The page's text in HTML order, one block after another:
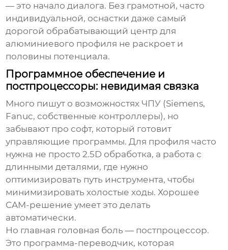
— это начало диалога. Без грамотной, часто
индивидуальной, оснастки даже самый
дорогой обрабатывающий центр для
алюминиевого профиля не раскроет и
половины потенциала.
Программное обеспечение и
постпроцессоры: невидимая связка
Много пишут о возможностях ЧПУ (Siemens,
Fanuc, собственные контроллеры), но
забывают про софт, который готовит
управляющие программы. Для профиля часто
нужна не просто 2.5D обработка, а работа с
длинными деталями, где нужно
оптимизировать путь инструмента, чтобы
минимизировать холостые ходы. Хорошее
CAM-решение умеет это делать
автоматически.
Но главная головная боль — постпроцессор.
Это программа-переводчик, которая